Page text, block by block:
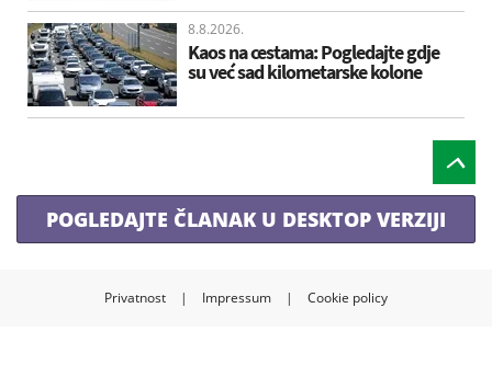
8.8.2026.
Kaos na cestama: Pogledajte gdje
su već sad kilometarske kolone
POGLEDAJTE ČLANAK U DESKTOP VERZIJI
Privatnost | Impressum | Cookie policy